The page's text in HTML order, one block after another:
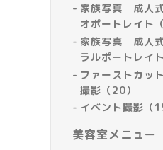
家族写真 成人
オポートレイト
家族写真 成人
ラルポートレイ
ファーストカッ
撮影（20）
イベント撮影（
美容室メニュー